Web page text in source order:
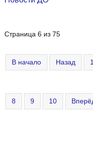
Страница 6 из 75
В начало Назад
8 9 10